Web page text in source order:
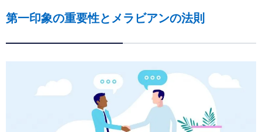
第一印象の重要性とメラビアンの法則